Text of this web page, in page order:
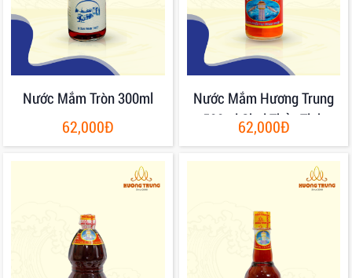
Nước Mắm Tròn 300ml
62,000Đ
Nước Mắm Hương Trung
500ml Chai Thủy Tinh
62,000Đ